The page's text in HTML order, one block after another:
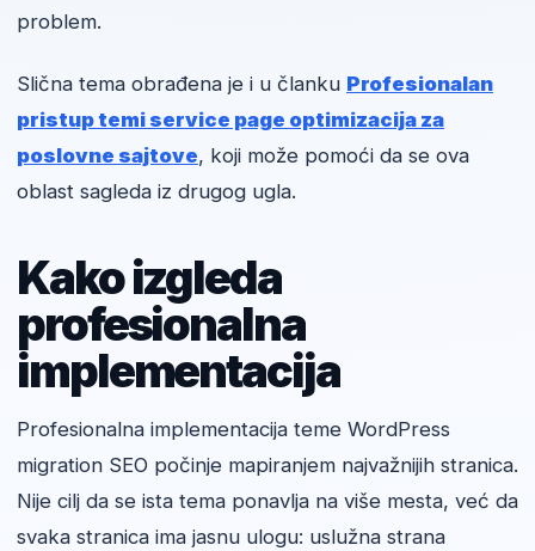
problem.
Slična tema obrađena je i u članku Profesionalan
pristup temi service page optimizacija za
poslovne sajtove, koji može pomoći da se ova
oblast sagleda iz drugog ugla.
Kako izgleda
profesionalna
implementacija
Profesionalna implementacija teme WordPress
migration SEO počinje mapiranjem najvažnijih stranica.
Nije cilj da se ista tema ponavlja na više mesta, već da
svaka stranica ima jasnu ulogu: uslužna strana